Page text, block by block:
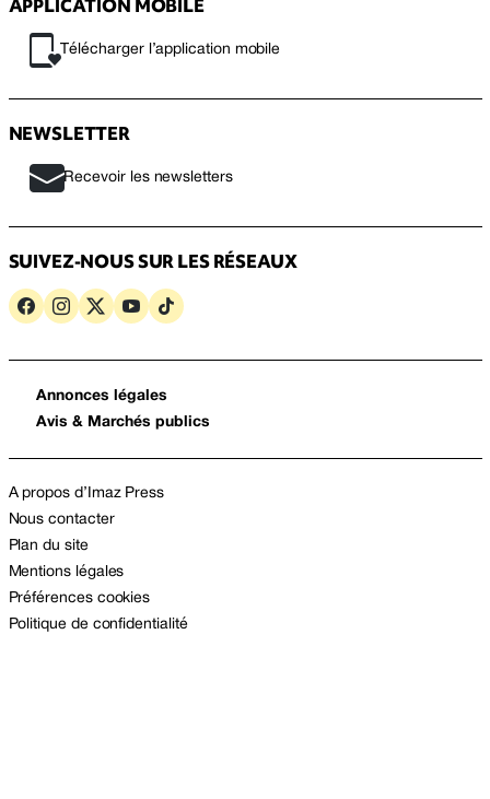
APPLICATION MOBILE
Télécharger l’application mobile
NEWSLETTER
Recevoir les newsletters
SUIVEZ-NOUS SUR LES RÉSEAUX
Annonces légales
Avis & Marchés publics
A propos d’Imaz Press
Nous contacter
Plan du site
Mentions légales
Préférences cookies
Politique de confidentialité